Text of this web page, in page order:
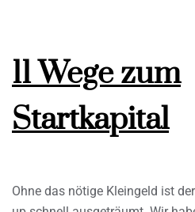
11 Wege zum
Startkapital
Ohne das nötige Kleingeld ist